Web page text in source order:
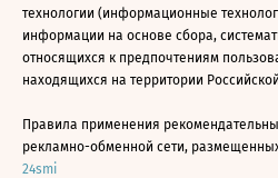
технологии (информационные
информации на основе сбора,
относящихся к предпочтениям
находящихся на территории
Правила применения
рекламно-обменной сети,
24smi